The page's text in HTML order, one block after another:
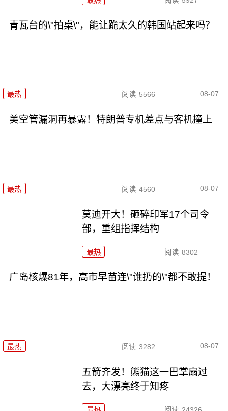
青瓦台的\"拍桌\"，能让跪太久的韩国站起来吗？
最热 阅读 5566 08-07
美空管漏洞再暴露！特朗普专机差点与客机撞上
最热 阅读 4560 08-07
莫迪开大！砸碎印军17个司令
部，重组指挥结构
最热 阅读 8302
广岛核爆81年，高市早苗连\"谁扔的\"都不敢提！
最热 阅读 3282 08-07
五箭齐发！熊猫这一巴掌扇过
去，大漂亮终于知疼